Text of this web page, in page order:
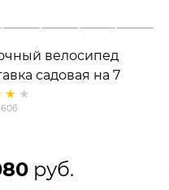
велосипед
садовая на 7
53-606 металл
см
606
руб.